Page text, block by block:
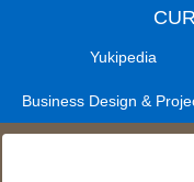
Yukipedia